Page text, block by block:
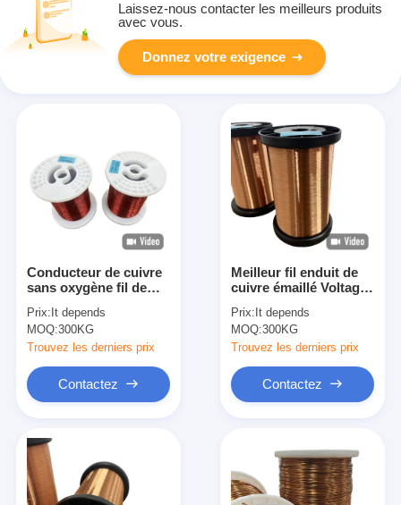
Laissez-nous contacter les meilleurs produits
avec vous.
Donnez votre exigence
Conducteur de cuivre
sans oxygène fil de
d'une épaisseur
d'isolation de 0,01 mm
à 0,5 mm
Prix: It depends
MOQ:300KG
Trouvez les derniers prix
Contactez
Meilleur fil enduit de
cuivre émaillé Voltage
Quantité minimale
300kg et plus
Prix: It depends
MOQ:300KG
Trouvez les derniers prix
Contactez